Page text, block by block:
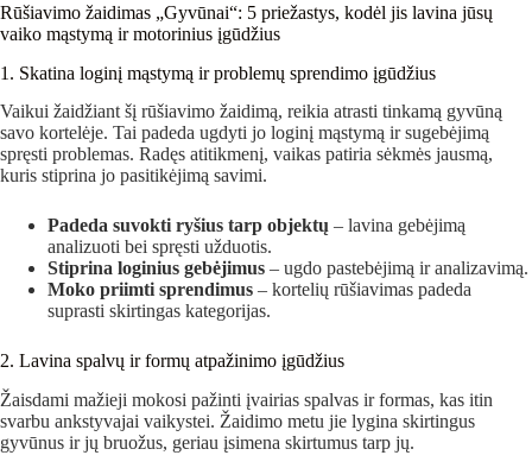
Rūšiavimo žaidimas „Gyvūnai“: 5 priežastys, kodėl jis lavina jūsų
vaiko mąstymą ir motorinius įgūdžius
1. Skatina loginį mąstymą ir problemų sprendimo įgūdžius
Vaikui žaidžiant šį rūšiavimo žaidimą, reikia atrasti tinkamą gyvūną
savo kortelėje. Tai padeda ugdyti jo loginį mąstymą ir sugebėjimą
spręsti problemas. Radęs atitikmenį, vaikas patiria sėkmės jausmą,
kuris stiprina jo pasitikėjimą savimi.
Padeda suvokti ryšius tarp objektų – lavina gebėjimą
analizuoti bei spręsti užduotis.
Stiprina loginius gebėjimus – ugdo pastebėjimą ir analizavimą.
Moko priimti sprendimus – kortelių rūšiavimas padeda
suprasti skirtingas kategorijas.
2. Lavina spalvų ir formų atpažinimo įgūdžius
Žaisdami mažieji mokosi pažinti įvairias spalvas ir formas, kas itin
svarbu ankstyvajai vaikystei. Žaidimo metu jie lygina skirtingus
gyvūnus ir jų bruožus, geriau įsimena skirtumus tarp jų.